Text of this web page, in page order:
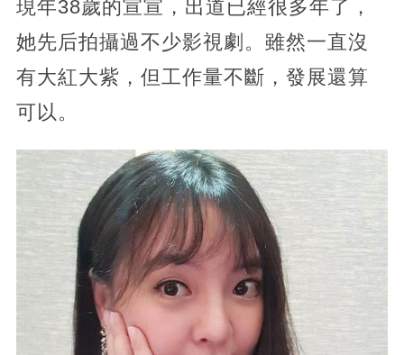
現年38歲的宣宣，出道已經很多年了，
她先后拍攝過不少影視劇。雖然一直沒
有大紅大紫，但工作量不斷，發展還算
可以。